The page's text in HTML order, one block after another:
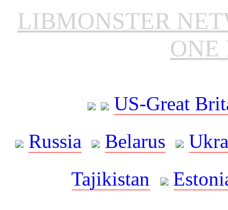
LIBMONSTER
ONE
US-Great
Russia
Belarus
Tajikistan